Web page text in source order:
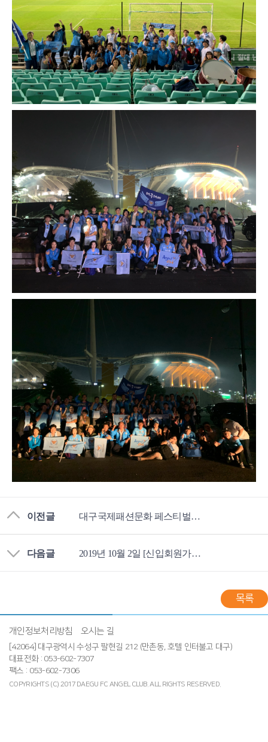
이전글 대구국제패션문화 페스티벌, 엔젤 자리를 빛내다!
다음글 2019년 10월 2일 [신입회원가입식]
목록
개인정보처리방침 오시는 길
[42064] 대구광역시 수성구 팔현길 212 (만촌동, 호텔 인터불고 대구)
대표전화 : 053-602-7307
팩스 : 053-602-7306
COPYRIGHTS (C) 2017 DAEGU FC ANGEL CLUB. ALL RIGHTS RESERVED.